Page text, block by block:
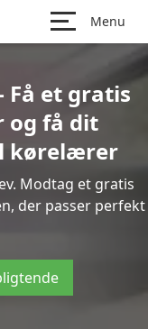
Menu
Få et gratis
og få dit
kørelærer
Modtag et gratis
der passer perfekt